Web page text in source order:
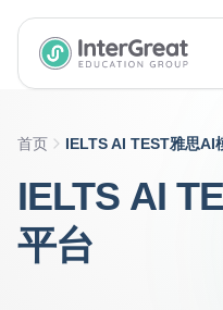
InterGreat Education
首页 IELTS AI TEST雅思AI
IELTS AI
平台